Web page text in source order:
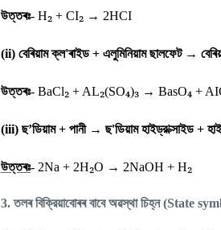
উত্তৰঃ- H₂ + CI₂ → 2HCI
(ii) বেৰিয়াম ক্ল'ৰাইড + এলুমিনিয়াম ছালফেট →
উত্তৰঃ- BaCl₂ + AL₂(SO₄)₃ → BasO₄ +
(iii) ছ’ডিয়াম + পানী → ছ'ডিয়াম হাইড্র'ক্সাইড +
উত্তৰঃ- 2Na + 2H₂O → 2NaOH + H₂
3.তলৰ বিক্রিয়াবোৰৰ বাবে অৱস্থা চিহ্ন (State